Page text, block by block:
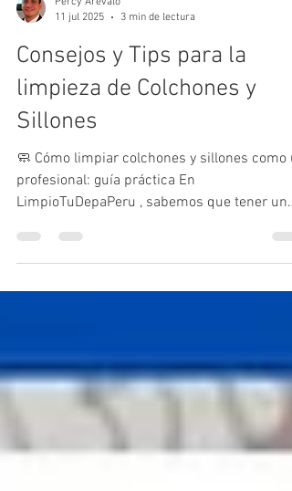
Percy Arévalo
11 jul 2025
3 min de lectura
Consejos y Tips para la
limpieza de Colchones y
Sillones
🧼 Cómo limpiar colchones y sillones como
profesional: guía práctica En